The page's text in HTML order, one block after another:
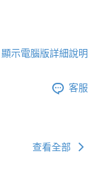
顯示電腦版詳細說明
客服
查看全部